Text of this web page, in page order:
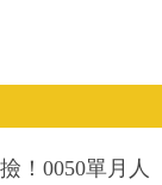
！0050單月人